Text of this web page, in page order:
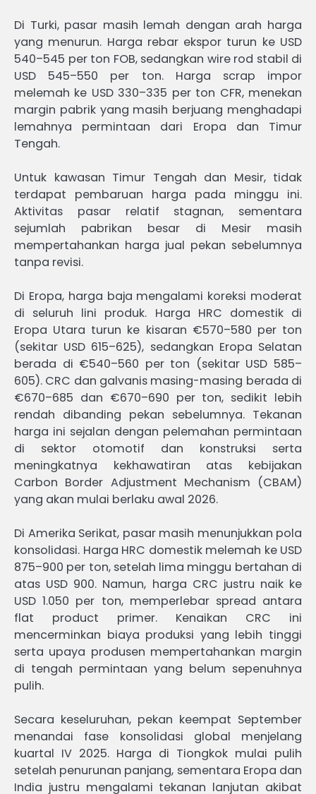
Di Turki, pasar masih lemah dengan arah harga
yang menurun. Harga rebar ekspor turun ke USD
540–545 per ton FOB, sedangkan wire rod stabil di
USD 545–550 per ton. Harga scrap impor
melemah ke USD 330–335 per ton CFR, menekan
margin pabrik yang masih berjuang menghadapi
lemahnya permintaan dari Eropa dan Timur
Tengah.
Untuk kawasan Timur Tengah dan Mesir, tidak
terdapat pembaruan harga pada minggu ini.
Aktivitas pasar relatif stagnan, sementara
sejumlah pabrikan besar di Mesir masih
mempertahankan harga jual pekan sebelumnya
tanpa revisi.
Di Eropa, harga baja mengalami koreksi moderat
di seluruh lini produk. Harga HRC domestik di
Eropa Utara turun ke kisaran €570–580 per ton
(sekitar USD 615–625), sedangkan Eropa Selatan
berada di €540–560 per ton (sekitar USD 585–
605). CRC dan galvanis masing-masing berada di
€670–685 dan €670–690 per ton, sedikit lebih
rendah dibanding pekan sebelumnya. Tekanan
harga ini sejalan dengan pelemahan permintaan
di sektor otomotif dan konstruksi serta
meningkatnya kekhawatiran atas kebijakan
Carbon Border Adjustment Mechanism (CBAM)
yang akan mulai berlaku awal 2026.
Di Amerika Serikat, pasar masih menunjukkan pola
konsolidasi. Harga HRC domestik melemah ke USD
875–900 per ton, setelah lima minggu bertahan di
atas USD 900. Namun, harga CRC justru naik ke
USD 1.050 per ton, memperlebar spread antara
flat product primer. Kenaikan CRC ini
mencerminkan biaya produksi yang lebih tinggi
serta upaya produsen mempertahankan margin
di tengah permintaan yang belum sepenuhnya
pulih.
Secara keseluruhan, pekan keempat September
menandai fase konsolidasi global menjelang
kuartal IV 2025. Harga di Tiongkok mulai pulih
setelah penurunan panjang, sementara Eropa dan
India justru mengalami tekanan lanjutan akibat